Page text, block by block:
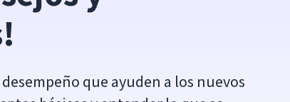
que ayuden a los nuevos